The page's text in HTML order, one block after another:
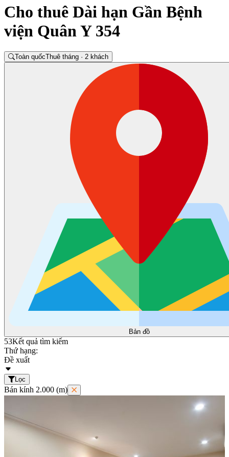
Cho thuê Dài hạn Gần Bệnh
viện Quân Y 354
Toàn quốcThuê tháng · 2 khách
Bản đồ
53Kết quả tìm kiếm
Thứ hạng:
Đề xuất
Lọc
Bán kính 2.000 (m)